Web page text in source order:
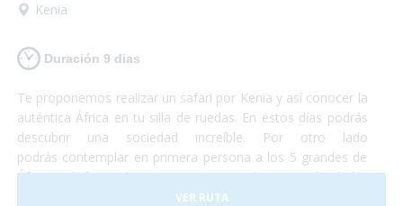
Kenia
Duración 9 dias
Te proponemos realizar un safari por Kenia y así conocer la
auténtica África en tu silla de ruedas. En estos días podrás
descubrir una sociedad increíble. Por otro lado
podrás contemplar en primera persona a los 5 grandes de
África y disfrutar de paisajes espectaculares. ¡No lo dudes
más y atrévete a descubrir Kenia! Es un viaje que te
VER RUTA